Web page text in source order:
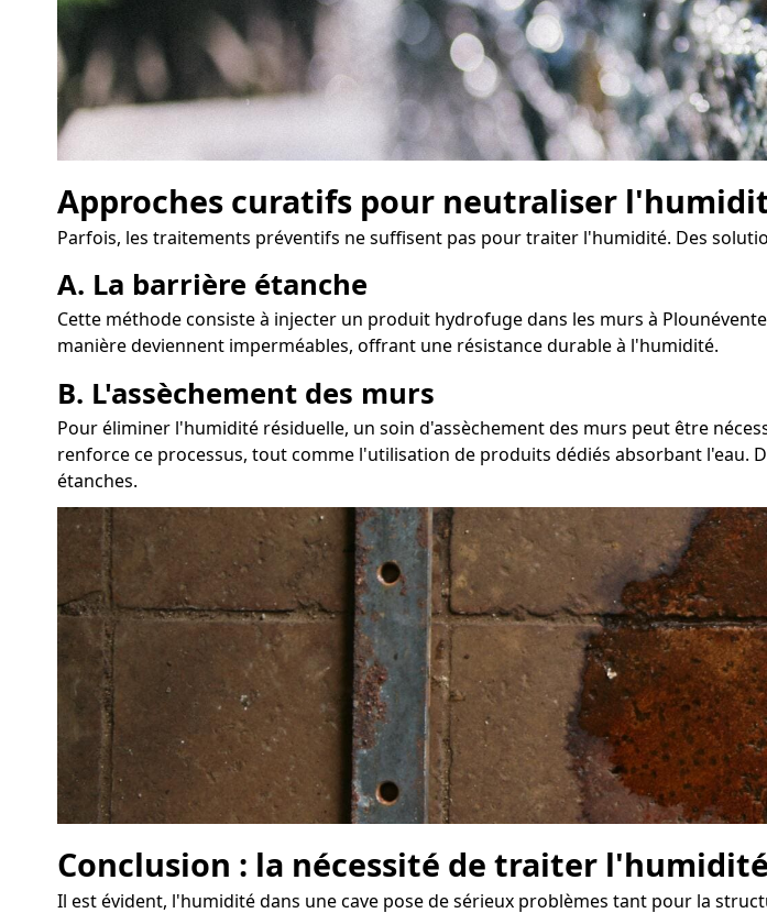
Approches curatifs pour neutraliser
Parfois, les traitements préventifs ne suffisent pas pour traiter l'humidité. Des
A. La barrière étanche
Cette méthode consiste à injecter un produit hydrofuge dans les murs à
manière deviennent imperméables, offrant une résistance durable à l'humidité.
B. L'assèchement des murs
Pour éliminer l'humidité résiduelle, un soin d'assèchement des murs peut être
renforce ce processus, tout comme l'utilisation de produits dédiés absorbant l'eau.
étanches.
Conclusion : la nécessité de traiter
Il est évident, l'humidité dans une cave pose de sérieux problèmes tant pour la